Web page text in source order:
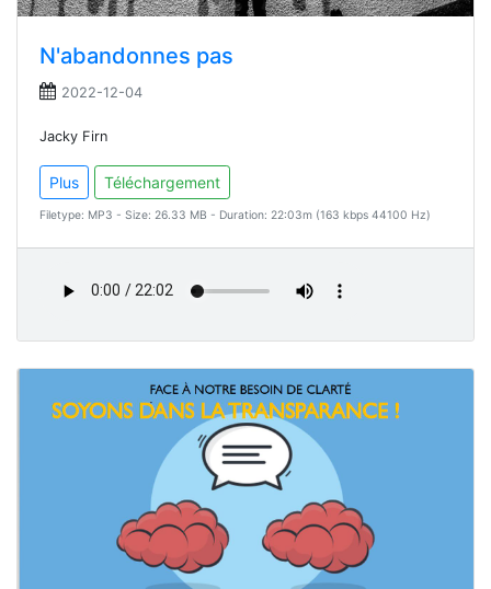
N'abandonnes pas
2022-12-04
Jacky Firn
Plus Téléchargement
Filetype: MP3 - Size: 26.33 MB - Duration: 22:03m (163 kbps 44100 Hz)